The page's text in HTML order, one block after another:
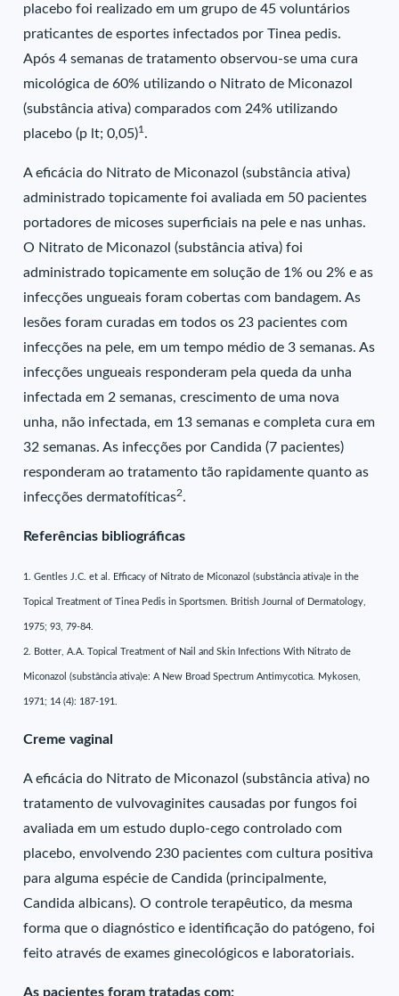
placebo foi realizado em um grupo de 45 voluntários
praticantes de esportes infectados por Tinea pedis.
Após 4 semanas de tratamento observou-se uma cura
micológica de 60% utilizando o Nitrato de Miconazol
(substância ativa) comparados com 24% utilizando
placebo (p lt; 0,05)1 .
A eficácia do Nitrato de Miconazol (substância ativa)
administrado topicamente foi avaliada em 50 pacientes
portadores de micoses superficiais na pele e nas unhas.
O Nitrato de Miconazol (substância ativa) foi
administrado topicamente em solução de 1% ou 2% e as
infecções ungueais foram cobertas com bandagem. As
lesões foram curadas em todos os 23 pacientes com
infecções na pele, em um tempo médio de 3 semanas. As
infecções ungueais responderam pela queda da unha
infectada em 2 semanas, crescimento de uma nova
unha, não infectada, em 13 semanas e completa cura em
32 semanas. As infecções por Candida (7 pacientes)
responderam ao tratamento tão rapidamente quanto as
infecções dermatofíticas2.
Referências bibliográficas
1. Gentles J.C. et al. Efficacy of Nitrato de Miconazol (substância ativa)e in the
Topical Treatment of Tinea Pedis in Sportsmen. British Journal of Dermatology,
1975; 93, 79-84.
2. Botter, A.A. Topical Treatment of Nail and Skin Infections With Nitrato de
Miconazol (substância ativa)e: A New Broad Spectrum Antimycotica. Mykosen,
1971; 14 (4): 187-191.
Creme vaginal
A eficácia do Nitrato de Miconazol (substância ativa) no
tratamento de vulvovaginites causadas por fungos foi
avaliada em um estudo duplo-cego controlado com
placebo, envolvendo 230 pacientes com cultura positiva
para alguma espécie de Candida (principalmente,
Candida albicans). O controle terapêutico, da mesma
forma que o diagnóstico e identificação do patógeno, foi
feito através de exames ginecológicos e laboratoriais.
As pacientes foram tratadas com: